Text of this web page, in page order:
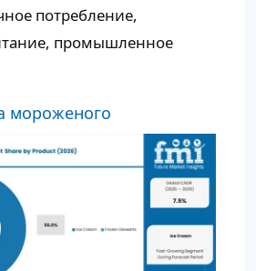
потребление,
промышленное
мороженого